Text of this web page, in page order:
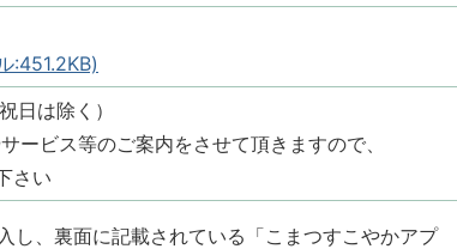
:451.2KB)
日は除く）
ービス等のご案内をさせて頂きますので、
さい
し、裏面に記載されている「こまつすこやかアプ